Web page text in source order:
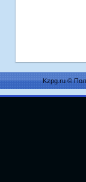
Kzpg.ru ©